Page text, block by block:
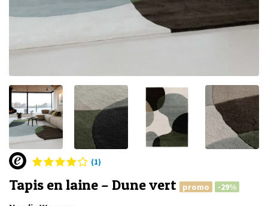
(1)
Tapis en laine – Dune vert promo -29%